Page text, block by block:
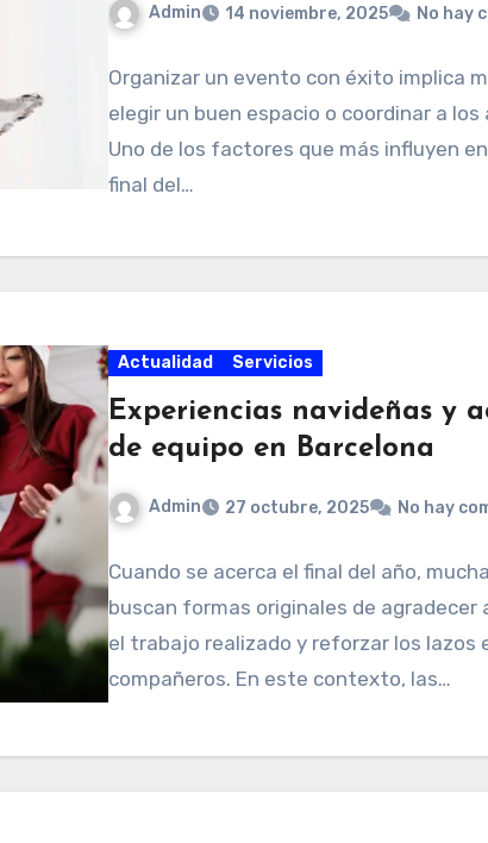
Admin 14 noviembre, 2025 No hay
Organizar un evento con éxito implica
elegir un buen espacio o coordinar a
Uno de los factores que más influyen
final del…
Actualidad Servicios
Experiencias navideñas y
de equipo en Barcelona
Admin 27 octubre, 2025 No hay
Cuando se acerca el final del año,
buscan formas originales de agradecer
el trabajo realizado y reforzar los lazos
compañeros. En este contexto, las…